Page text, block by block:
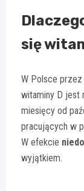
się
W Polsce
witaminy D jest
miesięcy od
pracujących w
W efekcie
wyjątkiem.